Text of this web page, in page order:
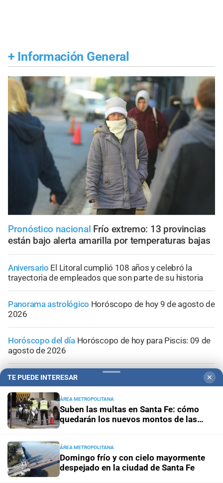
+ Información General
Pronóstico nacional Frío extremo: 13 provincias
están bajo alerta amarilla por temperaturas bajas
Aniversario El Litoral cumplió 108 años y celebró la
trayectoria de empleados que son parte de su historia
Panorama astrológico Horóscopo de hoy 9 de agosto de
2026
Horóscopo del día Horóscopo de hoy para Piscis: 09 de
agosto de 2026
Horóscopo del díaHoróscopo de hoy para Acuario: 09
de agosto de 2026
TE PUEDE INTERESAR ✕
ÁREA METROPOLITANA
Suben las multas en Santa Fe: cómo
quedarán los nuevos montos de las
ÁREA METROPOLITANA
Domingo frío y con cielo mayormente
despejado en la ciudad de Santa Fe